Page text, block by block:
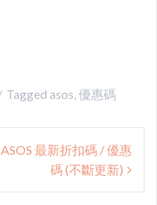
Tagged asos,優惠碼
ASOS 最新折扣碼 / 優惠
碼 (不斷更新)